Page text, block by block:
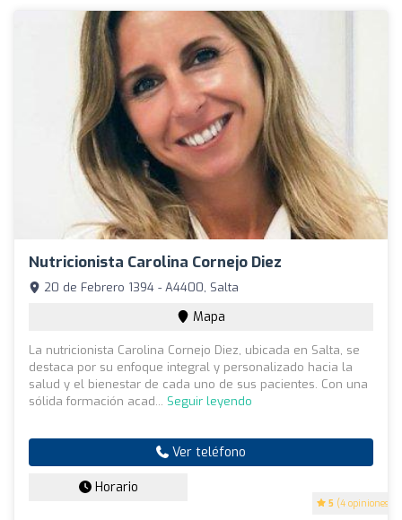
Nutricionista Carolina Cornejo Diez
5 (4 opiniones)
20 de Febrero 1394 - A4400, Salta
Mapa
La nutricionista Carolina Cornejo Diez, ubicada en Salta, se
destaca por su enfoque integral y personalizado hacia la
salud y el bienestar de cada uno de sus pacientes. Con una
sólida formación acad... Seguir leyendo
Ver teléfono
Horario